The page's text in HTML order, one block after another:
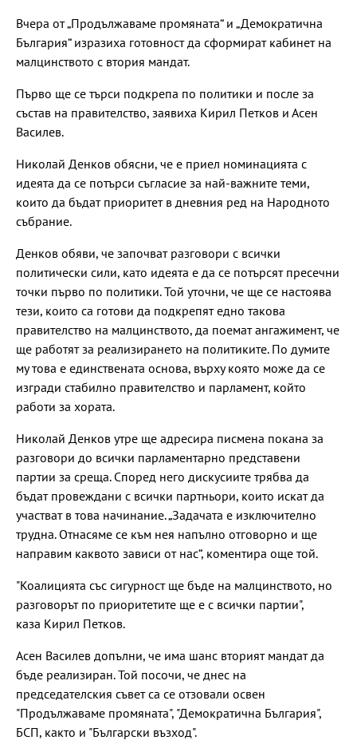
Вчера от „Продължаваме промяната“ и „Демократична
България“ изразиха готовност да сформират кабинет на
малцинството с втория мандат.
Първо ще се търси подкрепа по политики и после за
състав на правителство, заявиха Кирил Петков и Асен
Василев.
Николай Денков обясни, че е приел номинацията с
идеята да се потърси съгласие за най-важните теми,
които да бъдат приоритет в дневния ред на Народното
събрание.
Денков обяви, че започват разговори с всички
политически сили, като идеята е да се потърсят пресечни
точки първо по политики. Той уточни, че ще се настоява
тези, които са готови да подкрепят едно такова
правителство на малцинството, да поемат ангажимент, че
ще работят за реализирането на политиките. По думите
му това е единствената основа, върху която може да се
изгради стабилно правителство и парламент, който
работи за хората.
Николай Денков утре ще адресира писмена покана за
разговори до всички парламентарно представени
партии за среща. Според него дискусиите трябва да
бъдат провеждани с всички партньори, които искат да
участват в това начинание. „Задачата е изключително
трудна. Отнасяме се към нея напълно отговорно и ще
направим каквото зависи от нас“, коментира още той.
"Коалицията със сигурност ще бъде на малцинството, но
разговорът по приоритетите ще е с всички партии",
каза Кирил Петков.
Асен Василев допълни, че има шанс вторият мандат да
бъде реализиран. Той посочи, че днес на
председателския съвет са се отзовали освен
"Продължаваме промяната", "Демократична България",
БСП, както и "Български възход".